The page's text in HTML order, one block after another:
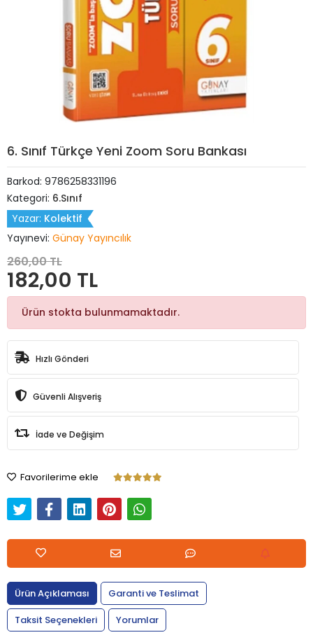
6. Sınıf Türkçe Yeni Zoom Soru Bankası
Barkod: 9786258331196
Kategori: 6.Sınıf
Yazar: Kolektif
Yayınevi: Günay Yayıncılık
260,00 TL
182,00 TL
Ürün stokta bulunmamaktadır.
Hızlı Gönderi
Güvenli Alışveriş
İade ve Değişim
Favorilerime ekle
Ürün Açıklaması
Garanti ve Teslimat
Taksit Seçenekleri
Yorumlar